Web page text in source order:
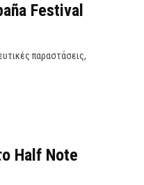
Festival
παραστάσεις,
Half Note